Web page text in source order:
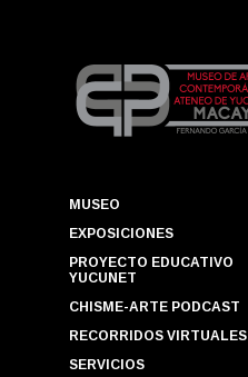
MUSEO
EXPOSICIONES
PROYECTO EDUCATIVO
YUCUNET
CHISME-ARTE PODCAST
RECORRIDOS VIRTUALES
SERVICIOS